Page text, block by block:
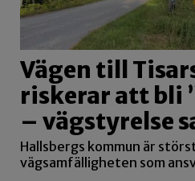
Vägen till
riskerar att bli
– vägstyrelse
Hallsbergs kommun är
vägsamfälligheten som